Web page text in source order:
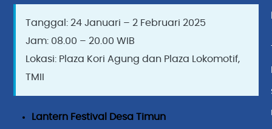
Tanggal: 24 Januari – 2 Februari 2025
Jam: 08.00 – 20.00 WIB
Lokasi: Plaza Kori Agung dan Plaza Lokomotif,
TMII
Lantern Festival Desa Timun